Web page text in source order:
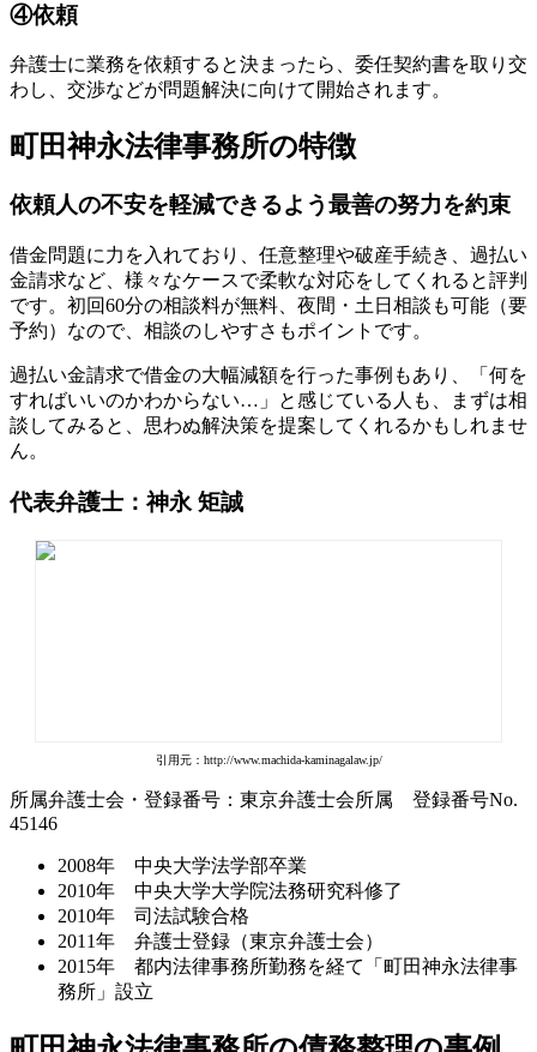
④依頼
弁護士に業務を依頼すると決まったら、委任契約書を取り交
わし、交渉などが問題解決に向けて開始されます。
町田神永法律事務所の特徴
依頼人の不安を軽減できるよう最善の努力を約束
借金問題に力を入れており、任意整理や破産手続き、過払い
金請求など、様々なケースで柔軟な対応をしてくれると評判
です。初回60分の相談料が無料、夜間・土日相談も可能（要
予約）なので、相談のしやすさもポイントです。
過払い金請求で借金の大幅減額を行った事例もあり、「何を
すればいいのかわからない…」と感じている人も、まずは相
談してみると、思わぬ解決策を提案してくれるかもしれませ
ん。
代表弁護士：神永 矩誠
引用元：http://www.machida-kaminagalaw.jp/
所属弁護士会・登録番号：東京弁護士会所属 登録番号No.
45146
2008年 中央大学法学部卒業
2010年 中央大学大学院法務研究科修了
2010年 司法試験合格
2011年 弁護士登録（東京弁護士会）
2015年 都内法律事務所勤務を経て「町田神永法律事
務所」設立